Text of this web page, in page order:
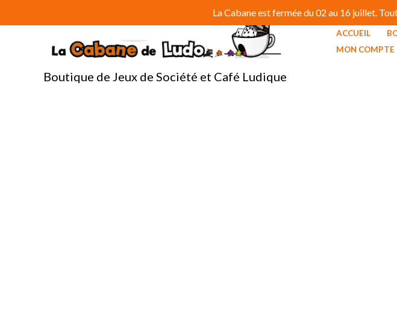
au
Boutique de Jeux de Société et Café Ludique
ACCUEIL
MON COMPTE
La Cabane est fermée du 02 au 16 juillet.